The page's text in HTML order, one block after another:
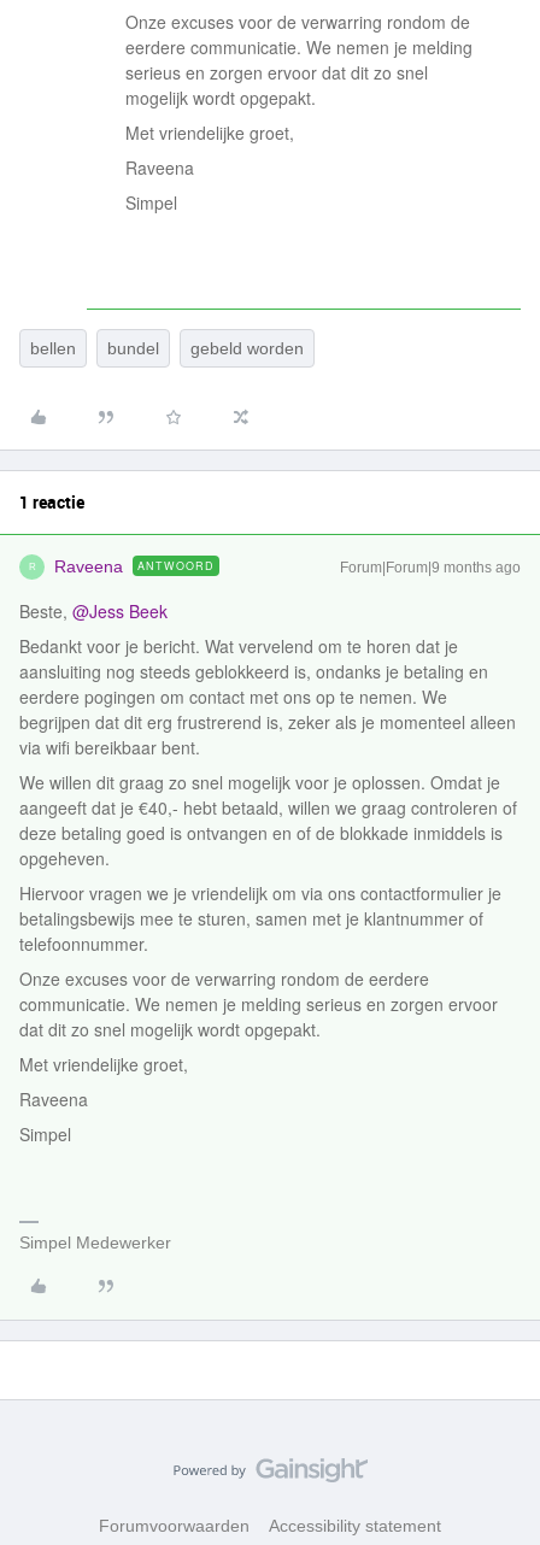
Onze excuses voor de verwarring rondom de
eerdere communicatie. We nemen je melding
serieus en zorgen ervoor dat dit zo snel
mogelijk wordt opgepakt.
Met vriendelijke groet,
Raveena
Simpel
bellen bundel gebeld worden
1 reactie
R Raveena ANTWOORD Forum|Forum|9 months ago
Beste, ​ @Jess Beek
Bedankt voor je bericht. Wat vervelend om te horen dat je
aansluiting nog steeds geblokkeerd is, ondanks je betaling en
eerdere pogingen om contact met ons op te nemen. We
begrijpen dat dit erg frustrerend is, zeker als je momenteel alleen
via wifi bereikbaar bent.
We willen dit graag zo snel mogelijk voor je oplossen. Omdat je
aangeeft dat je €40,- hebt betaald, willen we graag controleren of
deze betaling goed is ontvangen en of de blokkade inmiddels is
opgeheven.
Hiervoor vragen we je vriendelijk om via ons contactformulier je
betalingsbewijs mee te sturen, samen met je klantnummer of
telefoonnummer.
Onze excuses voor de verwarring rondom de eerdere
communicatie. We nemen je melding serieus en zorgen ervoor
dat dit zo snel mogelijk wordt opgepakt.
Met vriendelijke groet,
Raveena
Simpel
Simpel Medewerker
Forumvoorwaarden Accessibility statement